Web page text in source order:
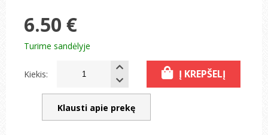
6.50 €
Turime sandėlyje
Kiekis: Į KREPŠELĮ
Klausti apie prekę